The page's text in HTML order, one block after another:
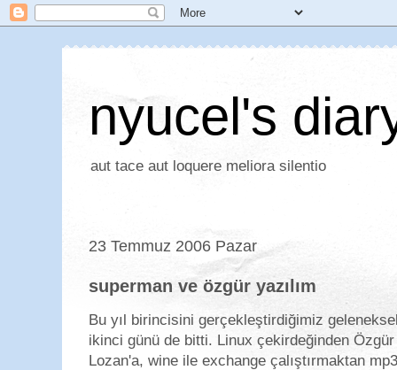
nyucel's
aut tace aut loquere meliora silentio
23 Temmuz 2006 Pazar
superman ve özgür yazılım
Bu yıl birincisini gerçekleştirdiğimiz
ikinci günü de bitti. Linux çekirdeğinden Özgür
Lozan'a, wine ile exchange çalıştırmaktan